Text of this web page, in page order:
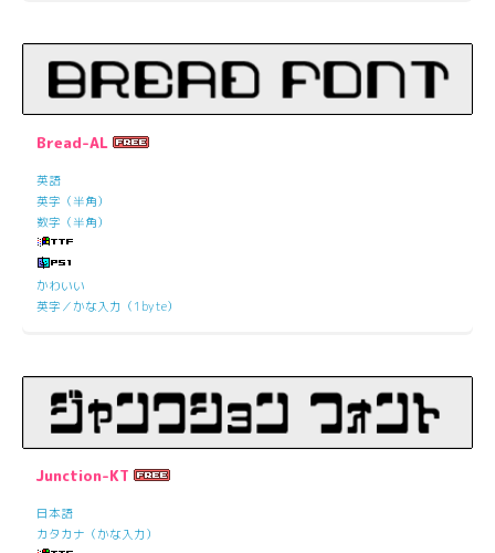
Bread-AL
英語
英字（半角）
数字（半角）
かわいい
英字／かな入力（1byte）
Junction-KT
日本語
カタカナ（かな入力）